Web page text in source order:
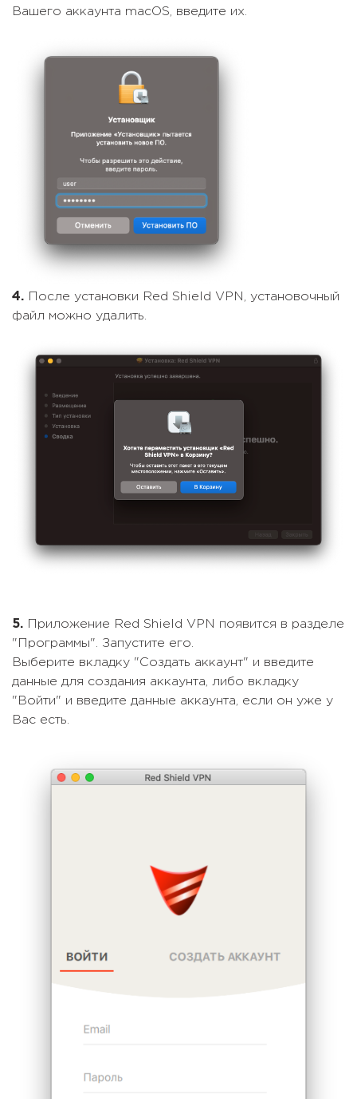
Вашего аккаунта macOS, введите их.
4.
После установки Red Shield VPN, установочный
файл можно удалить.
5. Приложение Red Shield VPN появится в разделе
"Программы". Запустите его.
Выберите вкладку "Создать аккаунт" и введите
данные для создания аккаунта, либо вкладку
"Войти" и введите данные аккаунта, если он уже у
Вас есть.